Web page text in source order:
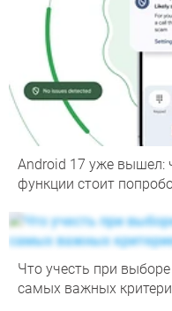
Android 17 уже вышел:
функции стоит
Что учесть при
самых важных